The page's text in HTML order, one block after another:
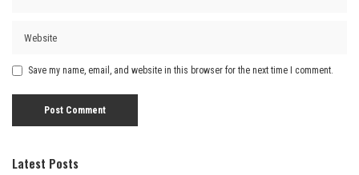
Save my name, email, and website in this browser for the next time I comment.
Latest Posts